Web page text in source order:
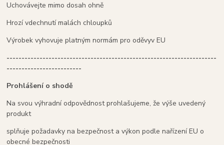
Uchovávejte mimo dosah ohně
Hrozí vdechnutí malách chloupků
Výrobek vyhovuje platným normám pro oděvyv EU
----------------------------------------------------------------------
-------------------------
Prohlášení o shodě
Na svou výhradní odpovědnost prohlašujeme, že výše uvedený
produkt
splňuje požadavky na bezpečnost a výkon podle nařízení EU o
obecné bezpečnosti